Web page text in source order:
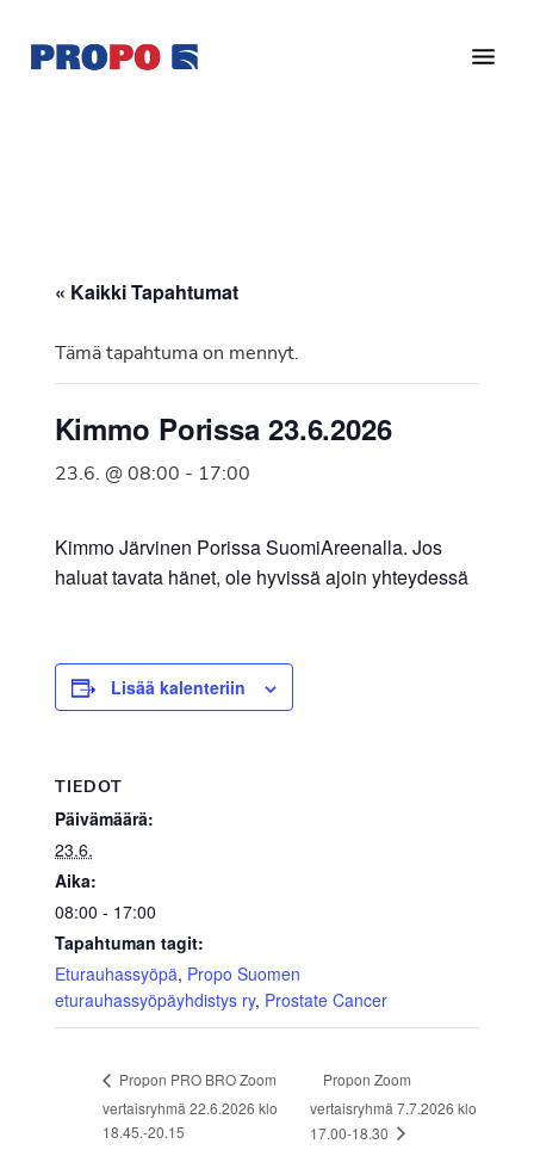
pääsisältöön
alatunnisteeseen
Ry
vuonna
Suomen
« Kaikki Tapahtumat
Tämä tapahtuma on mennyt.
Kimmo Porissa 23.6.2026
23.6. @ 08:00 - 17:00
Kimmo Järvinen Porissa SuomiAreenalla. Jos
haluat tavata hänet, ole hyvissä ajoin yhteydessä
Lisää kalenteriin
TIEDOT
Päivämäärä:
23.6.
Aika:
08:00 - 17:00
Tapahtuman tagit:
Eturauhassyöpä, Propo Suomen
eturauhassyöpäyhdistys ry, Prostate Cancer
Propon PRO BRO Zoom
vertaisryhmä 22.6.2026 klo
18.45.-20.15
Propon Zoom
vertaisryhmä 7.7.2026 klo
17.00-18.30